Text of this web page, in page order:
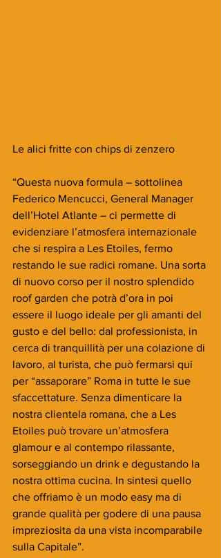
Le alici fritte con chips di zenzero
“Questa nuova formula – sottolinea
Federico Mencucci, General Manager
dell’Hotel Atlante – ci permette di
evidenziare l’atmosfera internazionale
che si respira a Les Etoiles, fermo
restando le sue radici romane. Una sorta
di nuovo corso per il nostro splendido
roof garden che potrà d’ora in poi
essere il luogo ideale per gli amanti del
gusto e del bello: dal professionista, in
cerca di tranquillità per una colazione di
lavoro, al turista, che può fermarsi qui
per “assaporare” Roma in tutte le sue
sfaccettature. Senza dimenticare la
nostra clientela romana, che a Les
Etoiles può trovare un’atmosfera
glamour e al contempo rilassante,
sorseggiando un drink e degustando la
nostra ottima cucina. In sintesi quello
che offriamo è un modo easy ma di
grande qualità per godere di una pausa
impreziosita da una vista incomparabile
sulla Capitale”.